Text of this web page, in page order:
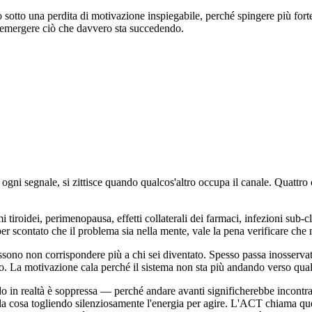
sotto una perdita di motivazione inspiegabile, perché spingere più
ciò che davvero sta succedendo.
segnale, si zittisce quando qualcos'altro occupa il canale.
perimenopausa, effetti collaterali dei farmaci, infezioni
scontato che il problema sia nella mente, vale la pena verificare che
non corrispondere più a chi sei diventato. Spesso passa
motivazione cala perché il sistema non sta più andando verso
in realtà è soppressa — perché andare avanti significherebbe
togliendo silenziosamente l'energia per agire. L'ACT chiama